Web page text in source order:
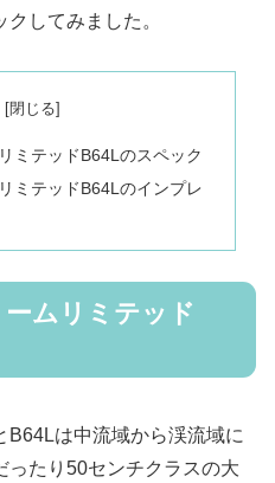
してみました。
ミテッドB64Lのスペック
ミテッドB64Lのインプレ
ムリミテッド
B64Lは中流域から渓流域に
ったり50センチクラスの大